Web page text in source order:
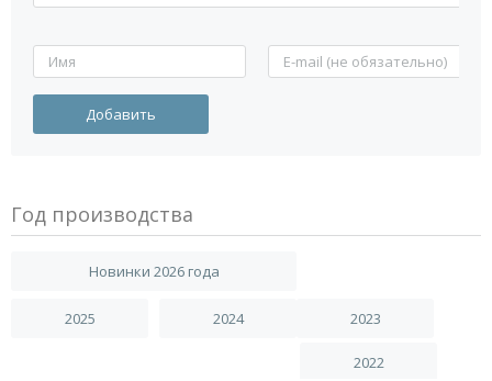
Год производства
Новинки 2026 года
2025 2024 2023
2022